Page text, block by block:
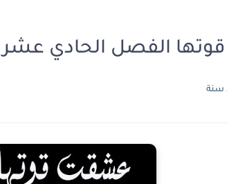
الحادي عشر 11 بقلم مريم مصطفى